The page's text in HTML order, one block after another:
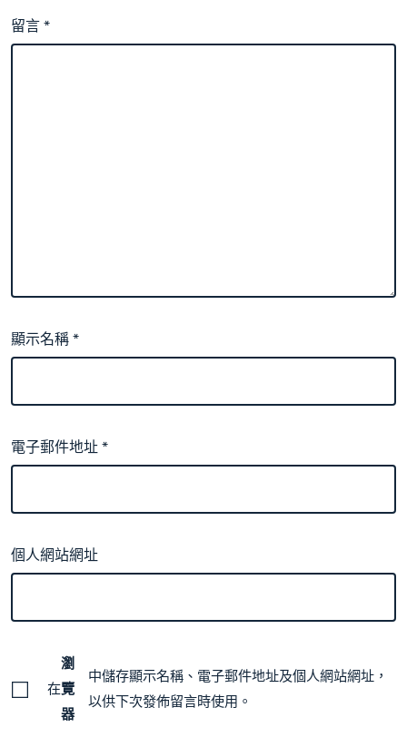
留言*
顯示名稱*
電子郵件地址*
個人網站網址
在
瀏
覽
器
中儲存顯示名稱、電子郵件地址及個人網站網址，
以供下次發佈留言時使用。